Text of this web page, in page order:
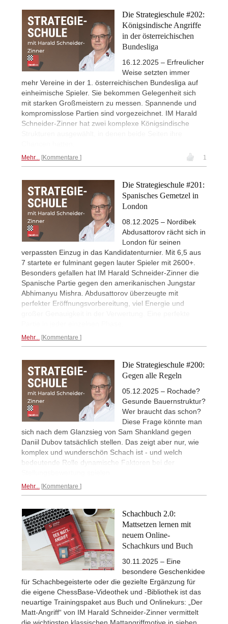
Die Strategieschule #202:
Königsindische Angriffe
in der österreichischen
Bundesliga
16.12.2025 – Erfreulicher
Weise setzten immer
mehr Vereine in der 1. österreichischen Bundesliga auf
einheimische Spieler. Sie bekommen Gelegenheit sich
mit starken Großmeistern zu messen. Spannende und
kompromisslose Partien sind vorgezeichnet. IM Harald
Schneider-Zinner hat zwei komplexe Königsindische
Mehr... Kommentare 1
Die Strategieschule #201:
Spanisches Gemetzel in
London
08.12.2025 – Nordibek
Abdusattorov rächt sich in
London für seinen
verpassten Einzug in das Kandidatenturnier. Mit 6,5 aus
7 startete er fulminant gegen lauter Spieler mit 2600+.
Besonders gefallen hat IM Harald Schneider-Zinner die
Spanische Partie gegen den amerikanischen Jungstar
Abhimanyu Mishra. Abdusattorov überzeugte mit
perfekter Eröffnungsvorbereitung, viel Energie und
Mehr... Kommentare
Die Strategieschule #200:
Gegen alle Regeln
05.12.2025 – Rochade?
Gesunde Bauernstruktur?
Wer braucht das schon?
Diese Frage könnte man
sich nach dem Glanzsieg von Sam Shankland gegen
Daniil Dubov tatsächlich stellen. Das zeigt aber nur, wie
komplex und wunderschön Schach ist - und welch
bedeutende Rolle dynamische Faktoren bei der
Mehr... Kommentare
Schachbuch 2.0:
Mattsetzen lernen mit
neuem Online-
Schachkurs und Buch
30.11.2025 – Eine
besondere Geschenkidee
für Schachbegeisterte oder die gezielte Ergänzung für
die eigene ChessBase-Videothek und -Bibliothek ist das
neuartige Trainingspaket aus Buch und Onlinekurs: „Der
Matt-Angriff“ von IM Harald Schneider-Zinner vermittelt